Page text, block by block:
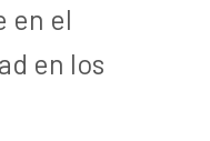
en el
en los